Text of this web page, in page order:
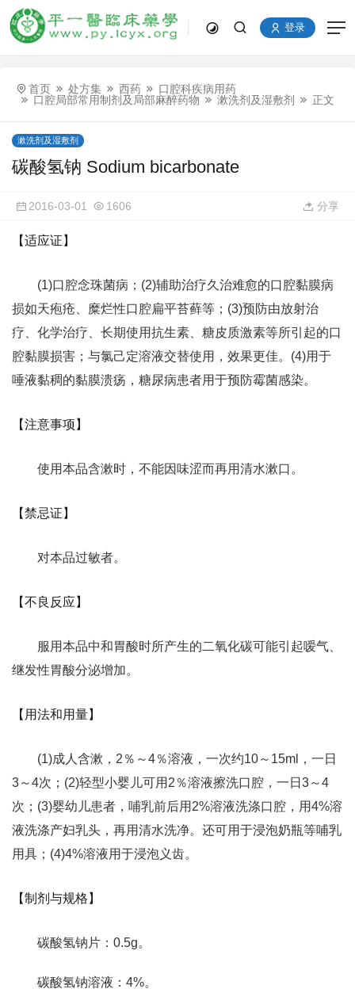
登录
首页 处方集 西药
口腔科疾病用药
口腔局部常用制剂及局部麻醉药物
漱洗剂及湿敷剂 正文
漱洗剂及湿敷剂
碳酸氢钠 Sodium bicarbonate
2016-03-01 1606 分享
【适应证】
(1)口腔念珠菌病；(2)辅助治疗久治难愈的口腔黏膜病
损如天疱疮、糜烂性口腔扁平苔藓等；(3)预防由放射治
疗、化学治疗、长期使用抗生素、糖皮质激素等所引起的口
腔黏膜损害；与氯己定溶液交替使用，效果更佳。(4)用于
唾液黏稠的黏膜溃疡，糖尿病患者用于预防霉菌感染。
【注意事项】
使用本品含漱时，不能因味涩而再用清水漱口。
【禁忌证】
对本品过敏者。
【不良反应】
服用本品中和胃酸时所产生的二氧化碳可能引起嗳气、
继发性胃酸分泌增加。
【用法和用量】
(1)成人含漱，2％～4％溶液，一次约10～15ml，一日
3～4次；(2)轻型小婴儿可用2％溶液擦洗口腔，一日3～4
次；(3)婴幼儿患者，哺乳前后用2%溶液洗涤口腔，用4%溶
液洗涤产妇乳头，再用清水洗净。还可用于浸泡奶瓶等哺乳
用具；(4)4%溶液用于浸泡义齿。
【制剂与规格】
碳酸氢钠片：0.5g。
碳酸氢钠溶液：4%。